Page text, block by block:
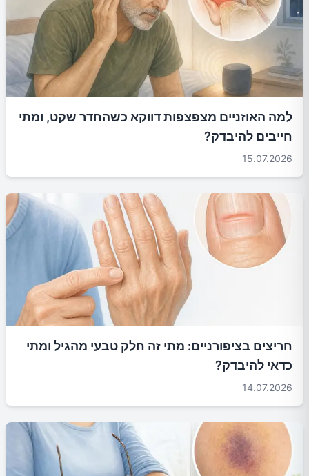
למה האוזניים מצפצפות דווקא כשהחדר שקט, ומתי
חייבים להיבדק?
15.07.2026
חריצים בציפורניים: מתי זה חלק טבעי מהגיל ומתי
כדאי להיבדק?
14.07.2026